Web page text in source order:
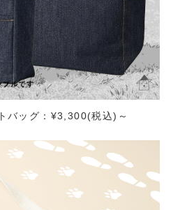
バッグ：¥3,300(税込)～